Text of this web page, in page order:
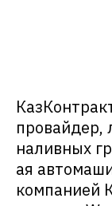
провайдер,
наливных
ая
компанией